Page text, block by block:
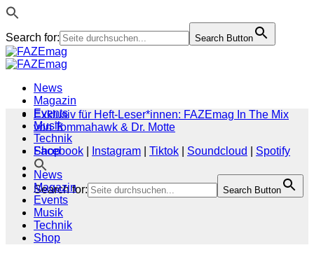
Search for: Search Button
Zum
Inhalt
News
Magazin
Events
Musik
Technik
Shop
Search for: Search Button
Exklusiv für Heft-Leser*innen: FAZEmag In The Mix
von Tommahawk & Dr. Motte
Facebook
Instagram Tiktok Soundcloud
Spotify
News
Magazin
Events
Musik
Technik
Shop